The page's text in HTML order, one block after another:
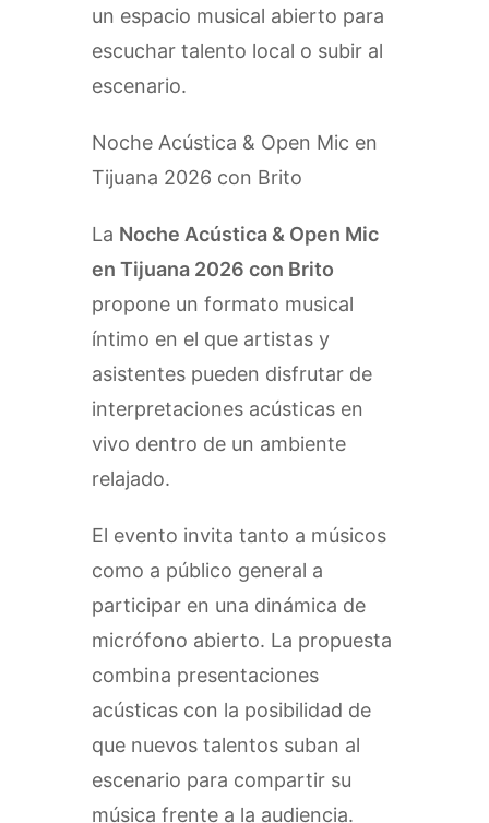
un espacio musical abierto para
escuchar talento local o subir al
escenario.
Noche Acústica & Open Mic en
Tijuana 2026 con Brito
La Noche Acústica & Open Mic
en Tijuana 2026 con Brito
propone un formato musical
íntimo en el que artistas y
asistentes pueden disfrutar de
interpretaciones acústicas en
vivo dentro de un ambiente
relajado.
El evento invita tanto a músicos
como a público general a
participar en una dinámica de
micrófono abierto. La propuesta
combina presentaciones
acústicas con la posibilidad de
que nuevos talentos suban al
escenario para compartir su
música frente a la audiencia.